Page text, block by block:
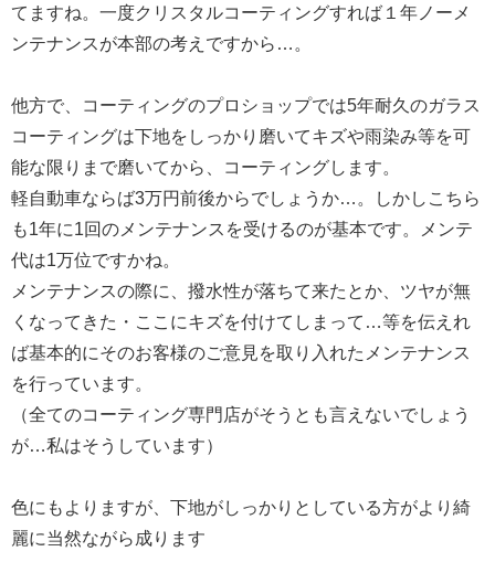
てますね。一度クリスタルコーティングすれば１年ノーメ
ンテナンスが本部の考えですから…。
他方で、コーティングのプロショップでは5年耐久のガラス
コーティングは下地をしっかり磨いてキズや雨染み等を可
能な限りまで磨いてから、コーティングします。
軽自動車ならば3万円前後からでしょうか…。しかしこちら
も1年に1回のメンテナンスを受けるのが基本です。メンテ
代は1万位ですかね。
メンテナンスの際に、撥水性が落ちて来たとか、ツヤが無
くなってきた・ここにキズを付けてしまって…等を伝えれ
ば基本的にそのお客様のご意見を取り入れたメンテナンス
を行っています。
（全てのコーティング専門店がそうとも言えないでしょう
が…私はそうしています）
色にもよりますが、下地がしっかりとしている方がより綺
麗に当然ながら成ります